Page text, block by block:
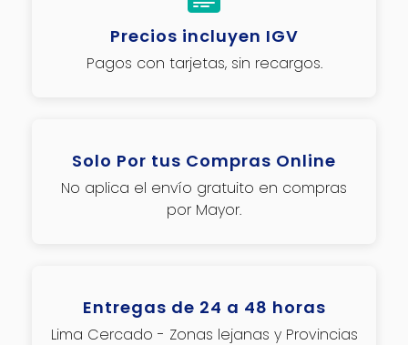
Precios incluyen IGV
Pagos con tarjetas, sin recargos.
Solo Por tus Compras Online
No aplica el envío gratuito en compras
por Mayor.
Entregas de 24 a 48 horas
Lima Cercado - Zonas lejanas y Provincias